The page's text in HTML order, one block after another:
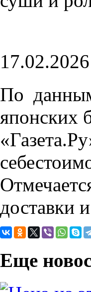
17.02.2026
По
японских
доставки
Еще